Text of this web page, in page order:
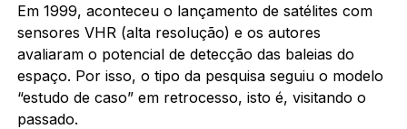
Em 1999, aconteceu o lançamento de satélites com
sensores VHR (alta resolução) e os autores
avaliaram o potencial de detecção das baleias do
espaço. Por isso, o tipo da pesquisa seguiu o modelo
“estudo de caso” em retrocesso, isto é, visitando o
passado.